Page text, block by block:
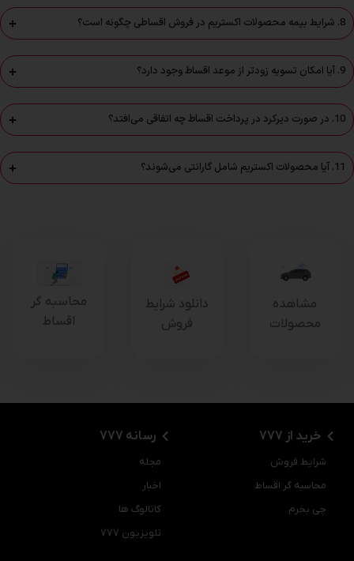
8. شرایط بیمه محصولات اکستریم در فروش اقساطی چگونه است؟
9. آیا امکان تسویه زودتر از موعد اقساط وجود دارد؟
10. در صورت دیرکرد در پرداخت اقساط چه اتفاقی می‌افتد؟
11. آیا محصولات اکستریم شامل گارانتی می‌شوند؟
مشاهده
محصولات
دانلود شرایط
فروش
محاسبه گر
اقساط
خرید از 777
شرایط فروش
محاسبه گر اقساط
چی بخرم
رسانه 777
مجله
اخبار
کاتالوگ ها
تلویزیون 777